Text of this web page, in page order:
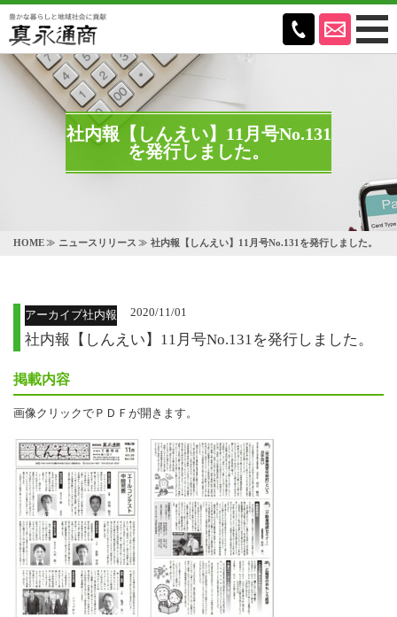
社内報【しんえい】11月号No.131
を発行しました。
HOME ニュースリリース 社内報【しんえい】11月号No.131を発行しました。
アーカイブ社内報 2020/11/01
社内報【しんえい】11月号No.131を発行しました。
掲載内容
画像クリックでＰＤＦが開きます。